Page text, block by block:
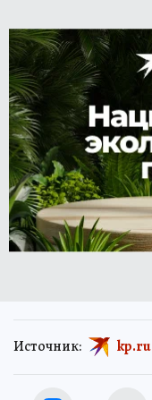
Источник: kp.ru